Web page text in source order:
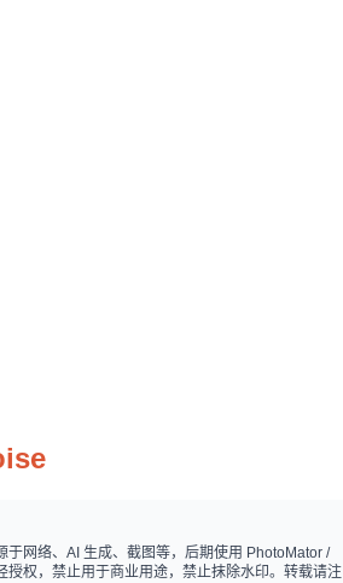
网络、AI 生成、截图等，后期使用 PhotoMator /
权，禁止用于商业用途，禁止抹除水印。转载请注